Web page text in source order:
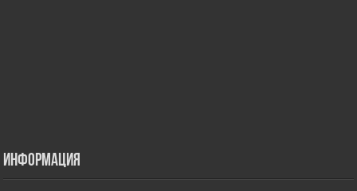
Информация